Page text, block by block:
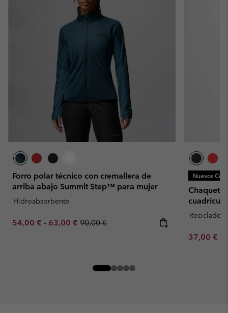
Forro polar técnico con cremallera de
arriba abajo Summit Step™ para mujer
Hidroabsorbente
Minimum sale price:
54,00 € - Maximum sale price:
63,00 € Regular price:
90,00 €
Nuevos
Chaqueta
Reciclado
Minimum
37,00 €